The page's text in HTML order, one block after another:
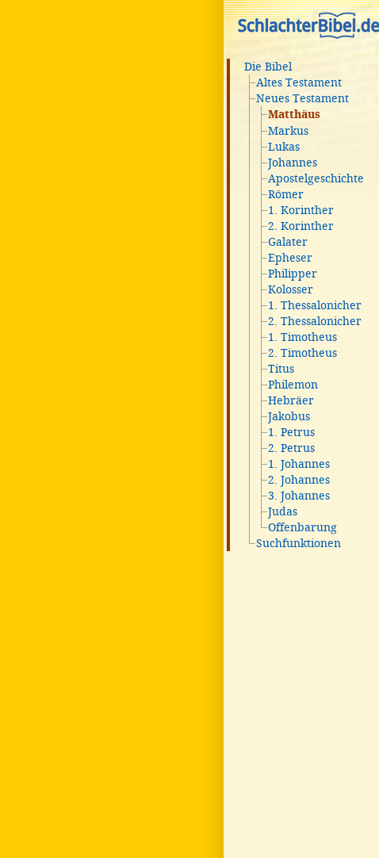
Die Bibel
Altes Testament
Neues Testament
Matthäus
Markus
Lukas
Johannes
Apostelgeschichte
Römer
1. Korinther
2. Korinther
Galater
Epheser
Philipper
Kolosser
1. Thessalonicher
2. Thessalonicher
1. Timotheus
2. Timotheus
Titus
Philemon
Hebräer
Jakobus
1. Petrus
2. Petrus
1. Johannes
2. Johannes
3. Johannes
Judas
Offenbarung
Suchfunktionen